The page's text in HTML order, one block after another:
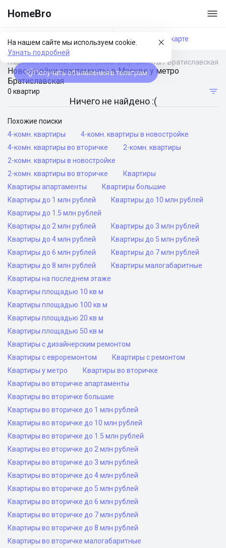
HomeBro
На нашем сайте мы используем cookie.
Узнать подробней
Получать объявления в телеграм
Фильтры На карте
Главная/Москва/Новостройки апартаменты/ Братиславская
Новостройки апартаменты в Москве у метро
Братиславская
0 квартир
Ничего не найдено :(
Похожие поиски
4-комн. квартиры
4-комн. квартиры в новостройке
4-комн. квартиры во вторичке
2-комн. квартиры
2-комн. квартиры в новостройке
2-комн. квартиры во вторичке
Квартиры
Квартиры апартаменты
Квартиры большие
Квартиры до 1 млн рублей
Квартиры до 10 млн рублей
Квартиры до 1.5 млн рублей
Квартиры до 2 млн рублей
Квартиры до 3 млн рублей
Квартиры до 4 млн рублей
Квартиры до 5 млн рублей
Квартиры до 6 млн рублей
Квартиры до 7 млн рублей
Квартиры до 8 млн рублей
Квартиры малогабаритные
Квартиры на последнем этаже
Квартиры площадью 10 кв м
Квартиры площадью 100 кв м
Квартиры площадью 20 кв м
Квартиры площадью 50 кв м
Квартиры с дизайнерским ремонтом
Квартиры с евроремонтом
Квартиры с ремонтом
Квартиры у метро
Квартиры во вторичке
Квартиры во вторичке апартаменты
Квартиры во вторичке большие
Квартиры во вторичке до 1 млн рублей
Квартиры во вторичке до 10 млн рублей
Квартиры во вторичке до 1.5 млн рублей
Квартиры во вторичке до 2 млн рублей
Квартиры во вторичке до 3 млн рублей
Квартиры во вторичке до 4 млн рублей
Квартиры во вторичке до 5 млн рублей
Квартиры во вторичке до 6 млн рублей
Квартиры во вторичке до 7 млн рублей
Квартиры во вторичке до 8 млн рублей
Квартиры во вторичке малогабаритные